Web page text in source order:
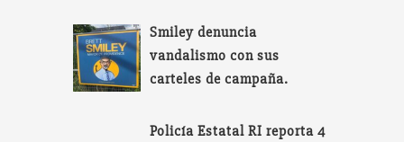
Smiley denuncia
vandalismo con sus
carteles de campaña.
Policía Estatal RI reporta 4